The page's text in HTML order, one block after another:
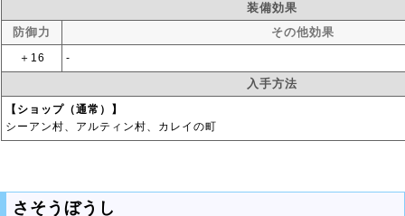
装備効果
防御力
その他効果
＋16 ‐
入手方法
【ショップ（通常）】
シーアン村、アルティン村、カレイの町
さそうぼうし